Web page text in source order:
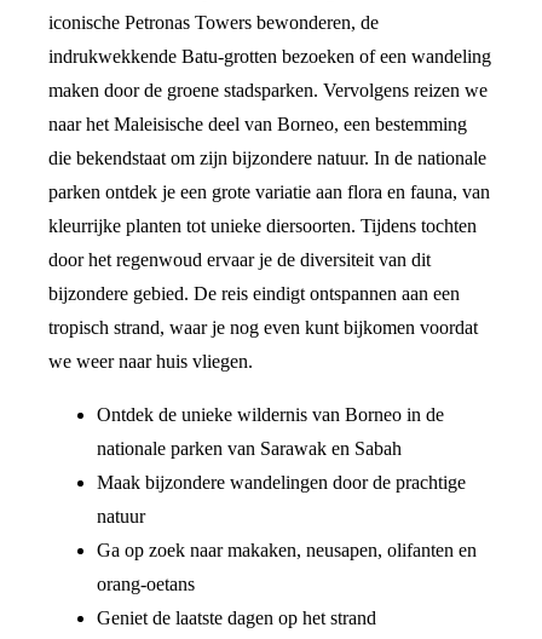
iconische Petronas Towers bewonderen, de
indrukwekkende Batu-grotten bezoeken of een wandeling
maken door de groene stadsparken. Vervolgens reizen we
naar het Maleisische deel van Borneo, een bestemming
die bekendstaat om zijn bijzondere natuur. In de nationale
parken ontdek je een grote variatie aan flora en fauna, van
kleurrijke planten tot unieke diersoorten. Tijdens tochten
door het regenwoud ervaar je de diversiteit van dit
bijzondere gebied. De reis eindigt ontspannen aan een
tropisch strand, waar je nog even kunt bijkomen voordat
we weer naar huis vliegen.
Ontdek de unieke wildernis van Borneo in de
nationale parken van Sarawak en Sabah
Maak bijzondere wandelingen door de prachtige
natuur
Ga op zoek naar makaken, neusapen, olifanten en
orang-oetans
Geniet de laatste dagen op het strand